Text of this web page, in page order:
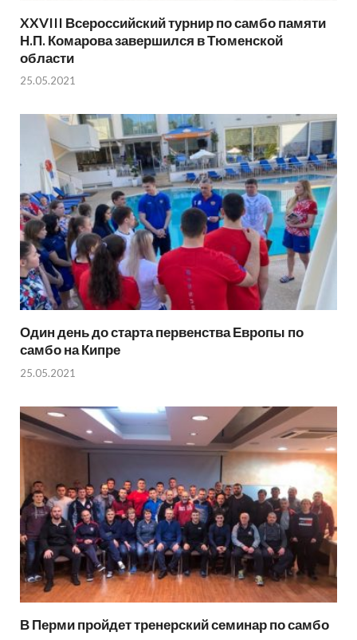
XXVIII Всероссийский турнир по самбо памяти
Н.П. Комарова завершился в Тюменской
области
25.05.2021
Один день до старта первенства Европы по
самбо на Кипре
25.05.2021
В Перми пройдет тренерский семинар по самбо